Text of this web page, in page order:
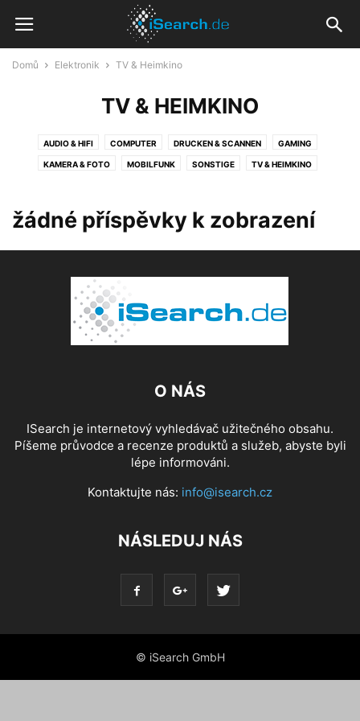
Domů Elektronik TV & Heimkino
TV & HEIMKINO
AUDIO & HIFI COMPUTER DRUCKEN & SCANNEN GAMING
KAMERA & FOTO MOBILFUNK SONSTIGE TV & HEIMKINO
žádné příspěvky k zobrazení
O NÁS
ISearch je internetový vyhledávač užitečného obsahu.
Píšeme průvodce a recenze produktů a služeb, abyste byli
lépe informováni.
Kontaktujte nás: info@isearch.cz
NÁSLEDUJ NÁS
© iSearch GmbH